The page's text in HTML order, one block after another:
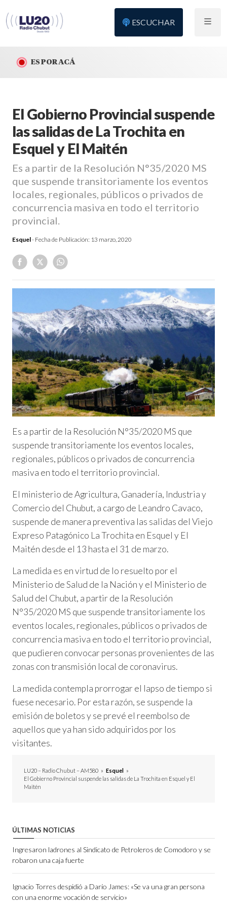
ESCUCHAR
ES POR ACÁ
El Gobierno Provincial suspende
las salidas de La Trochita en
Esquel y El Maitén
Es a partir de la Resolución N°35/2020 MS
que suspende transitoriamente los eventos
locales, regionales, públicos o privados de
concurrencia masiva en todo el territorio
provincial.
Esquel- Fecha de Publicación: 13 marzo, 2020
Es a partir de la Resolución N°35/2020 MS que
suspende transitoriamente los eventos locales,
regionales, públicos o privados de concurrencia
masiva en todo el territorio provincial.
El ministerio de Agricultura, Ganadería, Industria y
Comercio del Chubut, a cargo de Leandro Cavaco,
suspende de manera preventiva las salidas del Viejo
Expreso Patagónico La Trochita en Esquel y El
Maitén desde el 13 hasta el 31 de marzo.
La medida es en virtud de lo resuelto por el
Ministerio de Salud de la Nación y el Ministerio de
Salud del Chubut, a partir de la Resolución
N°35/2020 MS que suspende transitoriamente los
eventos locales, regionales, públicos o privados de
concurrencia masiva en todo el territorio provincial,
que pudieren convocar personas provenientes de las
zonas con transmisión local de coronavirus.
La medida contempla prorrogar el lapso de tiempo si
fuese necesario. Por esta razón, se suspende la
emisión de boletos y se prevé el reembolso de
aquellos que ya han sido adquiridos por los
visitantes.
LU20 – Radio Chubut – AM580 » Esquel »
El Gobierno Provincial suspende las salidas de La Trochita en Esquel y El
Maitén
ÚLTIMAS NOTICIAS
Ingresaron ladrones al Sindicato de Petroleros de Comodoro y se
robaron una caja fuerte
Ignacio Torres despidió a Darío James: «Se va una gran persona
con una enorme vocación de servicio»